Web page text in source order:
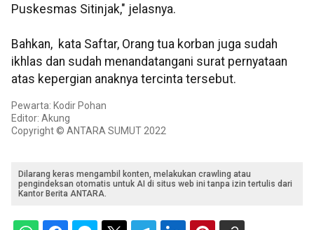
Puskesmas Sitinjak," jelasnya.
Bahkan, kata Saftar, Orang tua korban juga sudah
ikhlas dan sudah menandatangani surat pernyataan
atas kepergian anaknya tercinta tersebut.
Pewarta: Kodir Pohan
Editor: Akung
Copyright © ANTARA SUMUT 2022
Dilarang keras mengambil konten, melakukan crawling atau
pengindeksan otomatis untuk AI di situs web ini tanpa izin tertulis dari
Kantor Berita ANTARA.